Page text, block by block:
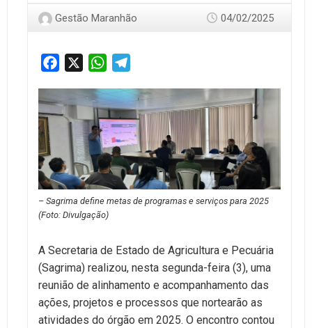
Gestão Maranhão 04/02/2025
Facebook WhatsApp
– Sagrima define metas de programas e serviços para 2025
(Foto: Divulgação)
A Secretaria de Estado de Agricultura e Pecuária
(Sagrima) realizou, nesta segunda-feira (3), uma
reunião de alinhamento e acompanhamento das
ações, projetos e processos que nortearão as
atividades do órgão em 2025. O encontro contou